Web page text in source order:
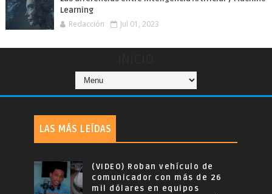
Learning
Redacción Jul 01, 2023
LAS MÁS LEÍDAS
(VIDEO) Roban vehículo de
comunicador con más de 26
mil dólares en equipos